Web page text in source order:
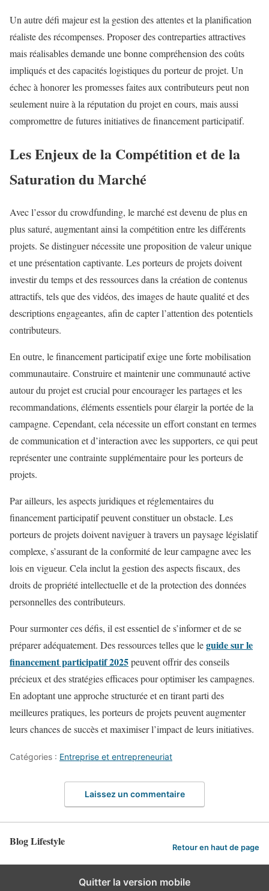
Un autre défi majeur est la gestion des attentes et la planification
réaliste des récompenses. Proposer des contreparties attractives
mais réalisables demande une bonne compréhension des coûts
impliqués et des capacités logistiques du porteur de projet. Un
échec à honorer les promesses faites aux contributeurs peut non
seulement nuire à la réputation du projet en cours, mais aussi
compromettre de futures initiatives de financement participatif.
Les Enjeux de la Compétition et de la
Saturation du Marché
Avec l’essor du crowdfunding, le marché est devenu de plus en
plus saturé, augmentant ainsi la compétition entre les différents
projets. Se distinguer nécessite une proposition de valeur unique
et une présentation captivante. Les porteurs de projets doivent
investir du temps et des ressources dans la création de contenus
attractifs, tels que des vidéos, des images de haute qualité et des
descriptions engageantes, afin de capter l’attention des potentiels
contributeurs.
En outre, le financement participatif exige une forte mobilisation
communautaire. Construire et maintenir une communauté active
autour du projet est crucial pour encourager les partages et les
recommandations, éléments essentiels pour élargir la portée de la
campagne. Cependant, cela nécessite un effort constant en termes
de communication et d’interaction avec les supporters, ce qui peut
représenter une contrainte supplémentaire pour les porteurs de
projets.
Par ailleurs, les aspects juridiques et réglementaires du
financement participatif peuvent constituer un obstacle. Les
porteurs de projets doivent naviguer à travers un paysage législatif
complexe, s’assurant de la conformité de leur campagne avec les
lois en vigueur. Cela inclut la gestion des aspects fiscaux, des
droits de propriété intellectuelle et de la protection des données
personnelles des contributeurs.
Pour surmonter ces défis, il est essentiel de s’informer et de se
préparer adéquatement. Des ressources telles que leguide sur le
financement participatif 2025peuvent offrir des conseils
précieux et des stratégies efficaces pour optimiser les campagnes.
En adoptant une approche structurée et en tirant parti des
meilleures pratiques, les porteurs de projets peuvent augmenter
leurs chances de succès et maximiser l’impact de leurs initiatives.
Catégories : Entreprise et entrepreneuriat
Laissez un commentaire
Blog Lifestyle Retour en haut de page
Quitter la version mobile